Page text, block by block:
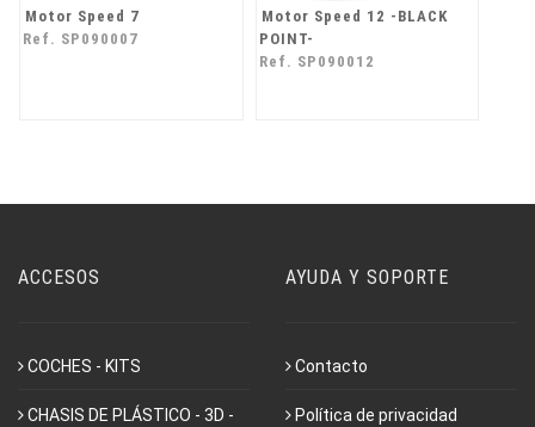
Motor Speed 7
Ref. SP090007
Motor Speed 12 -BLACK
POINT-
Ref. SP090012
ACCESOS
COCHES - KITS
CHASIS DE PLÁSTICO - 3D -
AYUDA Y SOPORTE
Contacto
Política de privacidad